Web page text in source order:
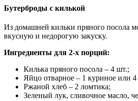
Бутерброды с килькой
Из домашней кильки пряного посола
вкусную и недорогую закуску.
Ингредиенты для 2-х порций:
Килька пряного посола – 4 шт.;
Яйцо отварное – 1 куриное или
Ржаной хлеб – 2 ломтика;
Зеленый лук, сливочное масло,